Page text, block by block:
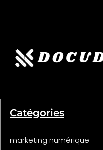
Catégories
marketing numérique